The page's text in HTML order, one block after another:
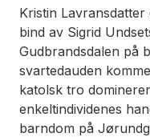
Kristin Lavransdatter
bind av Sigrid
Gudbrandsdalen på
svartedauden
katolsk tro
enkeltindividenes
barndom på